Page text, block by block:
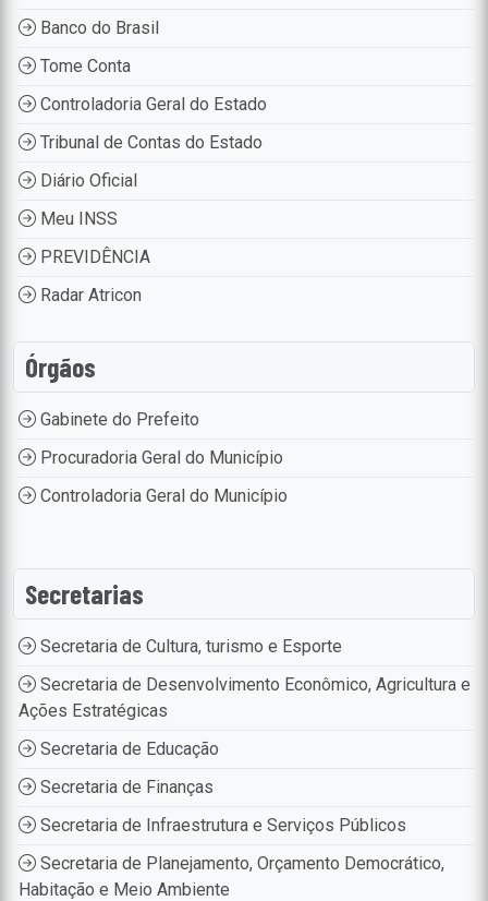
Banco do Brasil
Tome Conta
Controladoria Geral do Estado
Tribunal de Contas do Estado
Diário Oficial
Meu INSS
PREVIDÊNCIA
Radar Atricon
Órgãos
Gabinete do Prefeito
Procuradoria Geral do Município
Controladoria Geral do Município
Secretarias
Secretaria de Cultura, turismo e Esporte
Secretaria de Desenvolvimento Econômico, Agricultura e
Ações Estratégicas
Secretaria de Educação
Secretaria de Finanças
Secretaria de Infraestrutura e Serviços Públicos
Secretaria de Planejamento, Orçamento Democrático,
Habitação e Meio Ambiente